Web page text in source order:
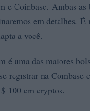
e Coinbase. Ambas
em detalhes.
a você.
é uma das maiores
registrar na Coinbase
100 em cryptos.